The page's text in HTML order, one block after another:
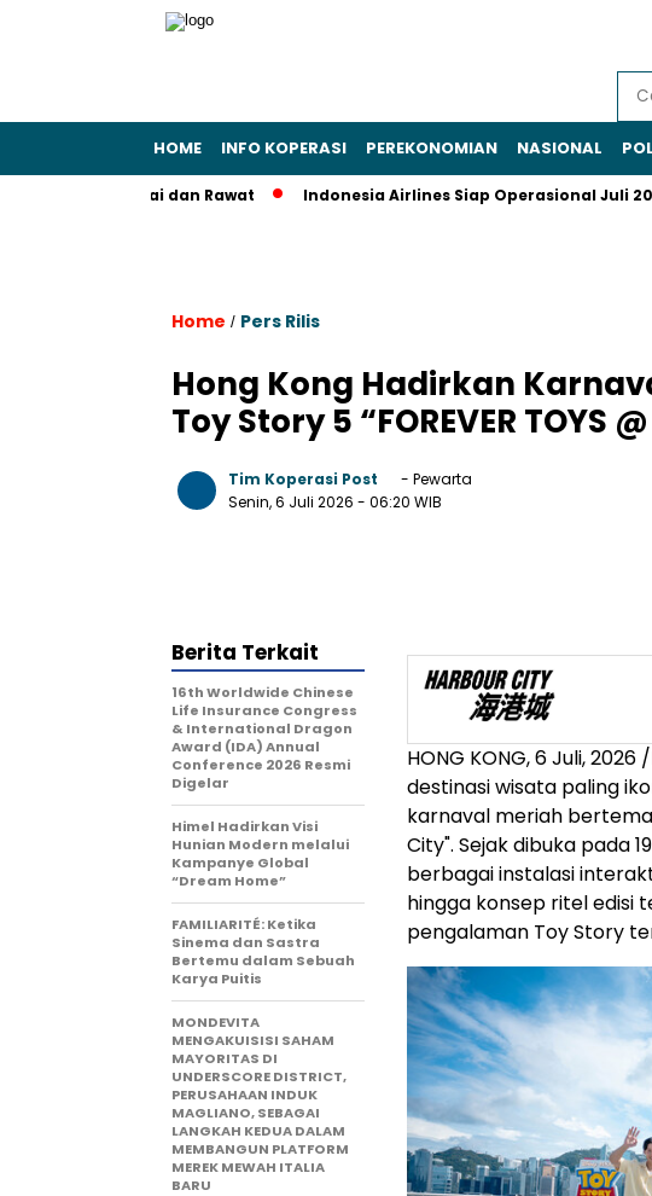
HOME INFO KOPERASI PEREKONOMIAN NASIONAL
Pakai dan Rawat Indonesia Airlines Siap Operasional Juli 2025,
Home / Pers Rilis
Hong Kong Hadirkan
Toy Story 5 “FOREVER TOYS
Tim Koperasi Post
- Pewarta
Senin, 6 Juli 2026 - 06:20 WIB
HONG KONG,6 Juli, 2026
destinasi wisata paling
karnaval meriah bertema
City". Sejak dibuka pada
berbagai instalasi
hingga konsep ritel edisi
pengalaman Toy Story
Berita Terkait
16th Worldwide Chinese
Life Insurance Congress
& International Dragon
Award (IDA) Annual
Conference 2026 Resmi
Digelar
Himel Hadirkan Visi
Hunian Modern melalui
Kampanye Global
“Dream Home”
FAMILIARITÉ: Ketika
Sinema dan Sastra
Bertemu dalam Sebuah
Karya Puitis
MONDEVITA
MENGAKUISISI SAHAM
MAYORITAS DI
UNDERSCORE DISTRICT,
PERUSAHAAN INDUK
MAGLIANO, SEBAGAI
LANGKAH KEDUA DALAM
MEMBANGUN PLATFORM
MEREK MEWAH ITALIA
BARU